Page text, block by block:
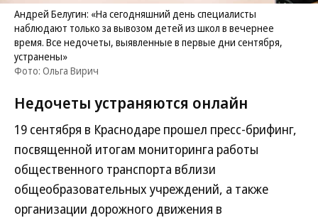
Андрей Белугин: «На сегодняшний день специалисты
наблюдают только за вывозом детей из школ в вечернее
время. Все недочеты, выявленные в первые дни сентября,
устранены»
Фото: Ольга Вирич
Недочеты устраняются онлайн
19 сентября в Краснодаре прошел пресс-брифинг,
посвященной итогам мониторинга работы
общественного транспорта вблизи
общеобразовательных учреждений, а также
организации дорожного движения в